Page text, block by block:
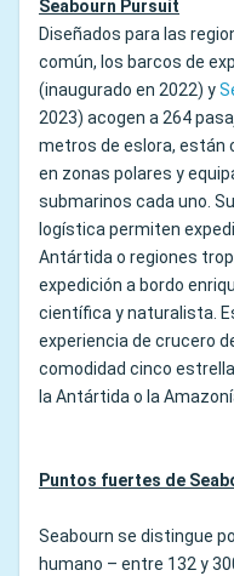
Seabourn Pursuit
Diseñados para las
común, los barcos de
(inaugurado en 2022) y
2023) acogen a 264
metros de eslora, están
en zonas polares y
submarinos cada uno.
logística permiten
Antártida o regiones
expedición a bordo
científica y naturalista.
experiencia de crucero
comodidad cinco
la Antártida o la
Puntos fuertes de
Seabourn se distingue
humano – entre 132 y